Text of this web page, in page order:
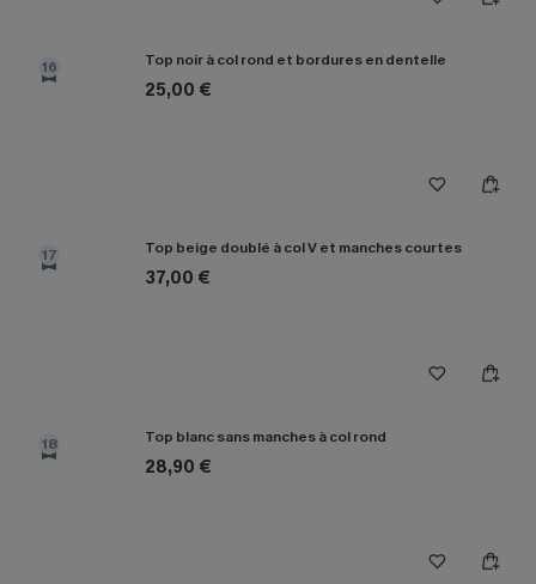
16 Top noir à col rond et bordures en dentelle
25,00 €
17 Top beige doublé à col V et manches courtes
37,00 €
18 Top blanc sans manches à col rond
28,90 €